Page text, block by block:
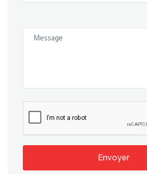
Envoyer